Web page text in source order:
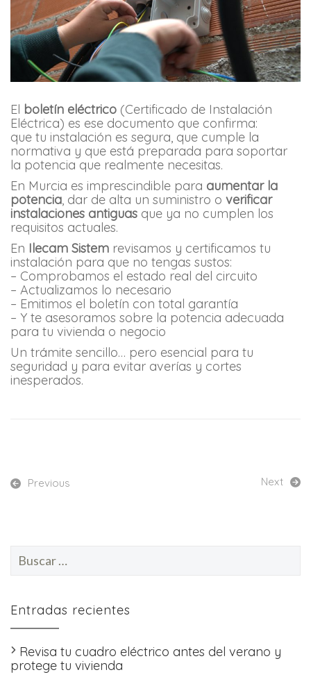
El boletín eléctrico (Certificado de Instalación
Eléctrica) es ese documento que confirma:
que tu instalación es segura, que cumple la
normativa y que está preparada para soportar
la potencia que realmente necesitas.
En Murcia es imprescindible para aumentar la
potencia, dar de alta un suministro o verificar
instalaciones antiguas que ya no cumplen los
requisitos actuales.
En Ilecam Sistem revisamos y certificamos tu
instalación para que no tengas sustos:
– Comprobamos el estado real del circuito
– Actualizamos lo necesario
– Emitimos el boletín con total garantía
– Y te asesoramos sobre la potencia adecuada
para tu vivienda o negocio
Un trámite sencillo… pero esencial para tu
seguridad y para evitar averías y cortes
inesperados.
Previous Next
Entradas recientes
Revisa tu cuadro eléctrico antes del verano y
protege tu vivienda